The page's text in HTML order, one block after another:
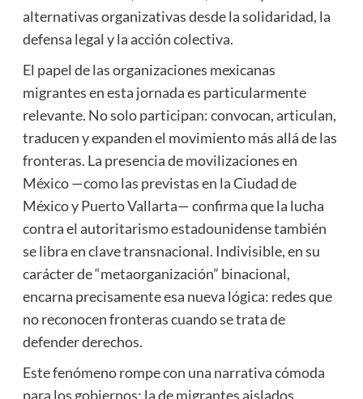
alternativas organizativas desde la solidaridad, la
defensa legal y la acción colectiva.
El papel de las organizaciones mexicanas
migrantes en esta jornada es particularmente
relevante. No solo participan: convocan, articulan,
traducen y expanden el movimiento más allá de las
fronteras. La presencia de movilizaciones en
México —como las previstas en la Ciudad de
México y Puerto Vallarta— confirma que la lucha
contra el autoritarismo estadounidense también
se libra en clave transnacional. Indivisible, en su
carácter de “metaorganización” binacional,
encarna precisamente esa nueva lógica: redes que
no reconocen fronteras cuando se trata de
defender derechos.
Este fenómeno rompe con una narrativa cómoda
para los gobiernos: la de migrantes aislados,